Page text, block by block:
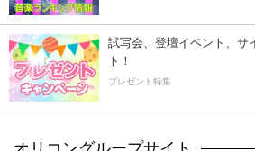
試写会、登壇イベント、サ
ト！
プレゼント特集